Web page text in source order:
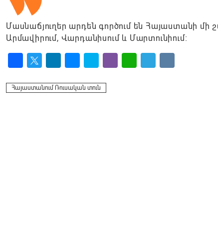
Մասնաճյուղեր արդեն գործում են Հայաստանի մի
Արմավիրում, Վարդանիսում և Մարտունիում։
Հայաստանում Ռուսական տուն